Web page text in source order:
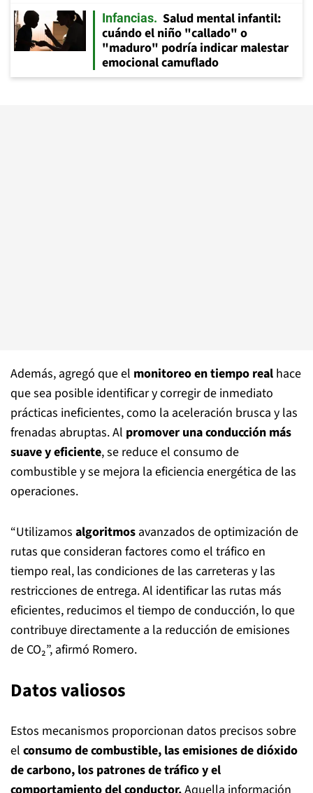
Infancias
Salud mental infantil:
cuándo el niño "callado" o
"maduro" podría indicar malestar
emocional camuflado
Además, agregó que el monitoreo en tiempo real hace
que sea posible identificar y corregir de inmediato
prácticas ineficientes, como la aceleración brusca y las
frenadas abruptas. Al promover una conducción más
suave y eficiente, se reduce el consumo de
combustible y se mejora la eficiencia energética de las
operaciones.
“Utilizamos algoritmos avanzados de optimización de
rutas que consideran factores como el tráfico en
tiempo real, las condiciones de las carreteras y las
restricciones de entrega. Al identificar las rutas más
eficientes, reducimos el tiempo de conducción, lo que
contribuye directamente a la reducción de emisiones
de CO₂”, afirmó Romero.
Datos valiosos
Estos mecanismos proporcionan datos precisos sobre
el consumo de combustible, las emisiones de dióxido
de carbono, los patrones de tráfico y el